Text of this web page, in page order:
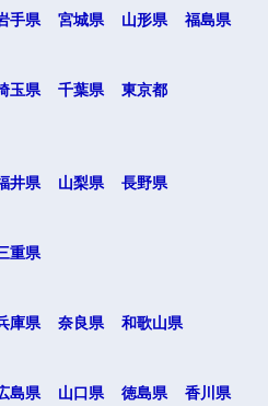
手県 宮城県 山形県 福島県
玉県 千葉県
東京都
井県 山梨県 長野県
重県
庫県 奈良県 和歌山県
島県 山口県 徳島県
香川県